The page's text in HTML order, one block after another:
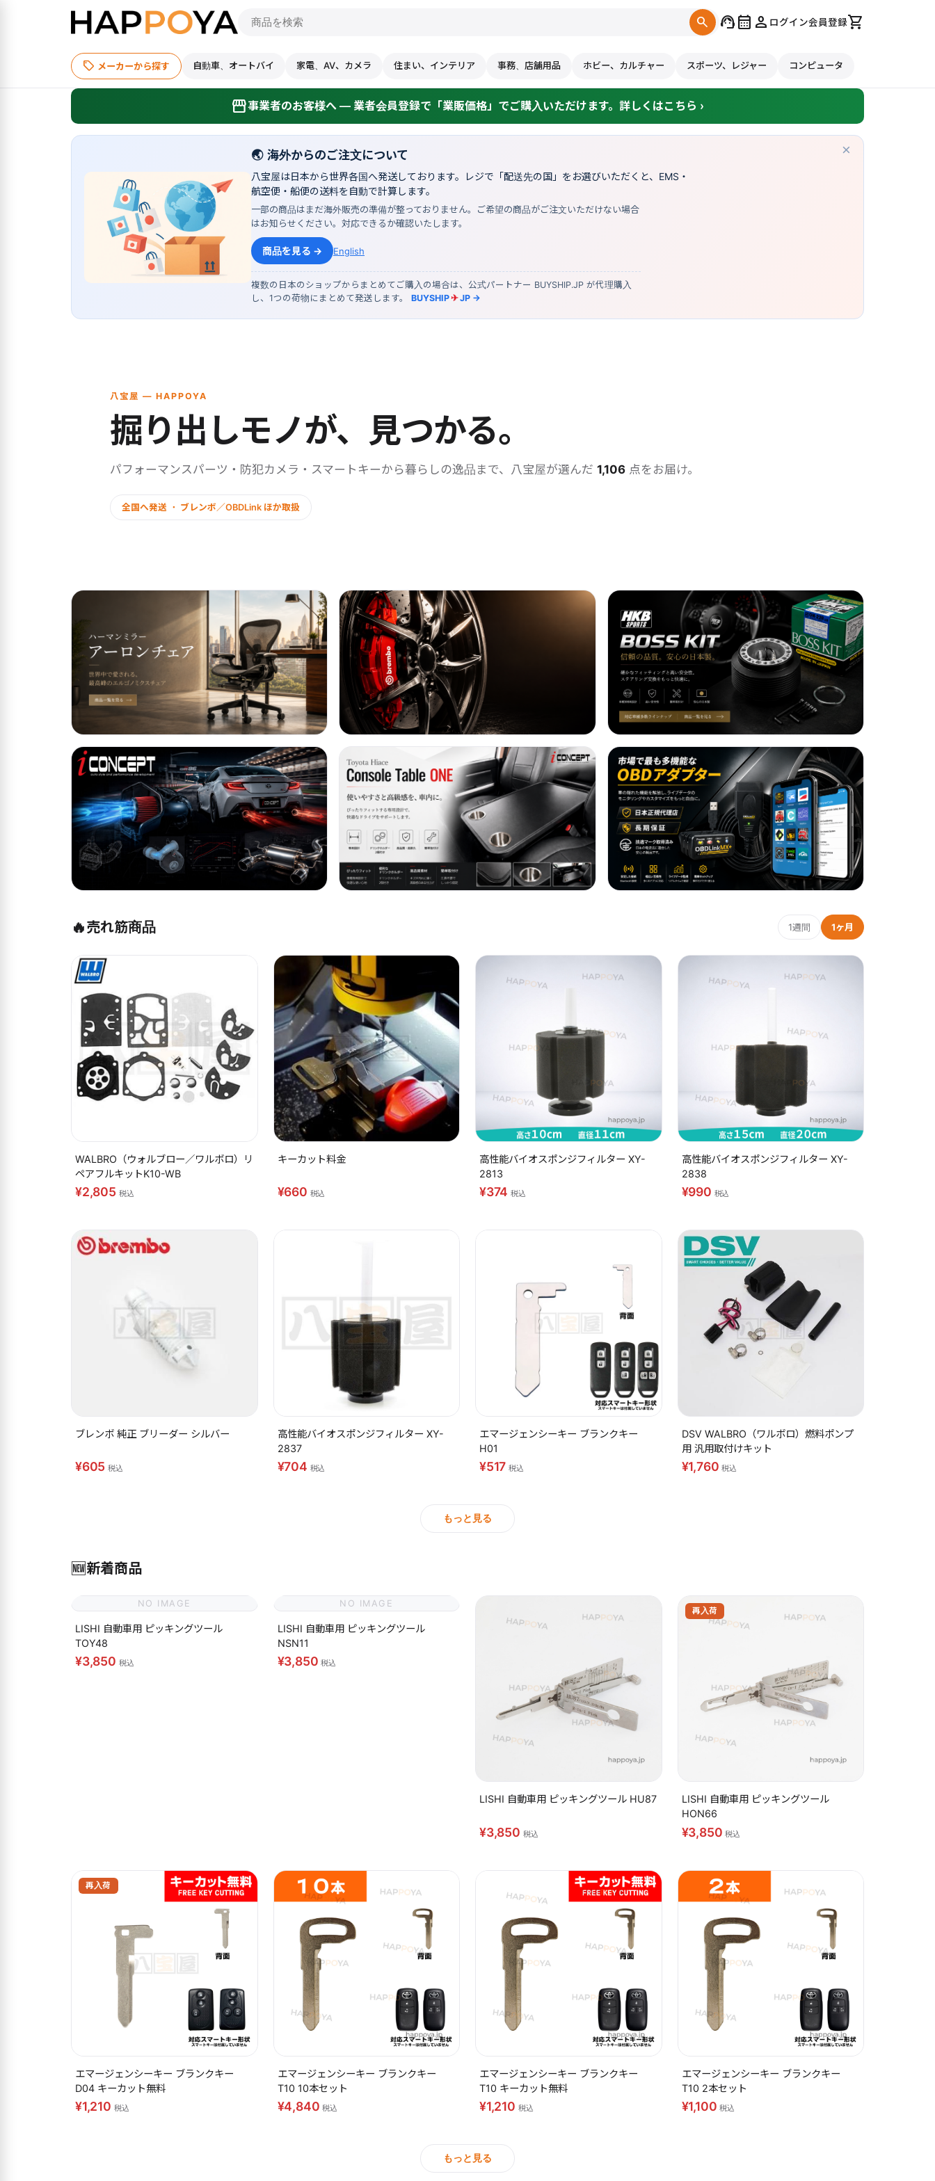
search support_agentcalendar_month person ログイン会員登録shopping_cart
sell メーカーから探す 自動車、オートバイ 家電、AV、カメラ 住まい、インテリア 事務、店舗用品 ホビー、カルチャー スポーツ、レジャー コンピュータ
storefront事業者のお客様へ — 業者会員登録で「業販価格」でご購入いただけます。詳しくはこちら ›
×
🌏 海外からのご注文について
八宝屋は日本から世界各国へ発送しております。レジで「配送先の国」をお選びいただくと、EMS・
航空便・船便の送料を自動で計算します。
一部の商品はまだ海外販売の準備が整っておりません。ご希望の商品がご注文いただけない場合
はお知らせください。対応できるか確認いたします。
商品を見る → English
複数の日本のショップからまとめてご購入の場合は、公式パートナー BUYSHIP.JP が代理購入
し、1つの荷物にまとめて発送します。 BUYSHIP✈JP →
八宝屋 — HAPPOYA
掘り出しモノが、見つかる。
パフォーマンスパーツ・防犯カメラ・スマートキーから暮らしの逸品まで、八宝屋が選んだ 1,106 点をお届け。
全国へ発送 ・ ブレンボ／OBDLink ほか取扱
🔥売れ筋商品 1週間 1ヶ月
WALBRO（ウォルブロー／ワルボロ）リ
ペアフルキットK10-WB
¥2,805 税込
キーカット料金
¥660 税込
高性能バイオスポンジフィルター XY-
2813
¥374税込
高性能バイオスポンジフィルター XY-
2838
¥990 税込
ブレンボ 純正 ブリーダー シルバー
¥605税込
高性能バイオスポンジフィルター XY-
2837
¥704 税込
エマージェンシーキー ブランクキー
H01
¥517税込
DSV WALBRO（ワルボロ）燃料ポンプ
用 汎用取付けキット
¥1,760税込
もっと見る
🆕新着商品
NO IMAGE
LISHI 自動車用 ピッキングツール
TOY48
¥3,850 税込
NO IMAGE
LISHI 自動車用 ピッキングツール
NSN11
¥3,850税込
LISHI 自動車用 ピッキングツール HU87
¥3,850 税込
再入荷
LISHI 自動車用 ピッキングツール
HON66
¥3,850税込
再入荷
エマージェンシーキー ブランクキー
D04 キーカット無料
¥1,210 税込
エマージェンシーキー ブランクキー
T10 10本セット
¥4,840税込
エマージェンシーキー ブランクキー
T10 キーカット無料
¥1,210 税込
エマージェンシーキー ブランクキー
T10 2本セット
¥1,100税込
もっと見る